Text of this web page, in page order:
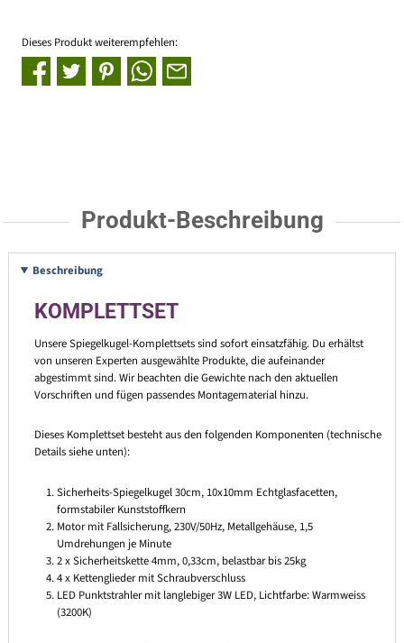
Dieses Produkt weiterempfehlen:
Produkt-Beschreibung
Beschreibung
KOMPLETTSET
Unsere Spiegelkugel-Komplettsets sind sofort einsatzfähig. Du erhältst
von unseren Experten ausgewählte Produkte, die aufeinander
abgestimmt sind. Wir beachten die Gewichte nach den aktuellen
Vorschriften und fügen passendes Montagematerial hinzu.
Dieses Komplettset besteht aus den folgenden Komponenten (technische
Details siehe unten):
Sicherheits-Spiegelkugel 30cm, 10x10mm Echtglasfacetten,
formstabiler Kunststoffkern
Motor mit Fallsicherung, 230V/50Hz, Metallgehäuse, 1,5
Umdrehungen je Minute
2 x Sicherheitskette 4mm, 0,33cm, belastbar bis 25kg
4 x Kettenglieder mit Schraubverschluss
LED Punktstrahler mit langlebiger 3W LED, Lichtfarbe: Warmweiss
(3200K)